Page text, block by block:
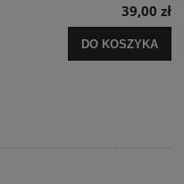
39,00 zł
DO KOSZYKA